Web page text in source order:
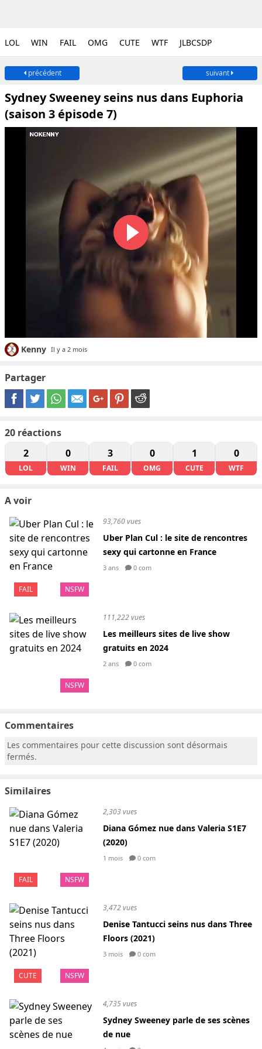
LOL WIN FAIL OMG CUTE WTF JLBCSDP
précédent suivant
Sydney Sweeney seins nus dans Euphoria
(saison 3 épisode 7)
Kenny Il y a 2 mois
Partager
20 réactions
2
LOL
0
WIN
3
FAIL
0
OMG
1
CUTE
0
WTF
A voir
FAIL NSFW
93,760 vues
Uber Plan Cul : le site de rencontres
sexy qui cartonne en France
3 ans 0 com
NSFW
111,222 vues
Les meilleurs sites de live show
gratuits en 2024
2 ans 0 com
Commentaires
Les commentaires pour cette discussion sont désormais
fermés.
Similaires
FAIL NSFW
2,303 vues
Diana Gómez nue dans Valeria S1E7
(2020)
1 mois 0 com
CUTE NSFW
3,472 vues
Denise Tantucci seins nus dans Three
Floors (2021)
3 mois 0 com
4,735 vues
Sydney Sweeney parle de ses scènes
de nue